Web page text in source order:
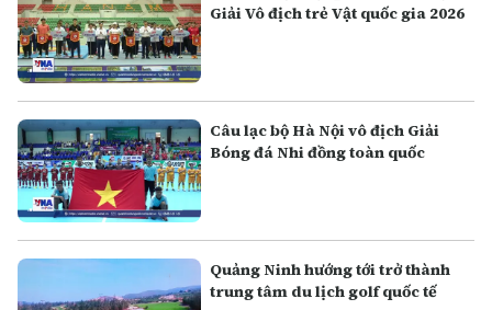
Giải Vô địch trẻ Vật quốc gia 2026
Câu lạc bộ Hà Nội vô địch Giải
Bóng đá Nhi đồng toàn quốc
Quảng Ninh hướng tới trở thành
trung tâm du lịch golf quốc tế